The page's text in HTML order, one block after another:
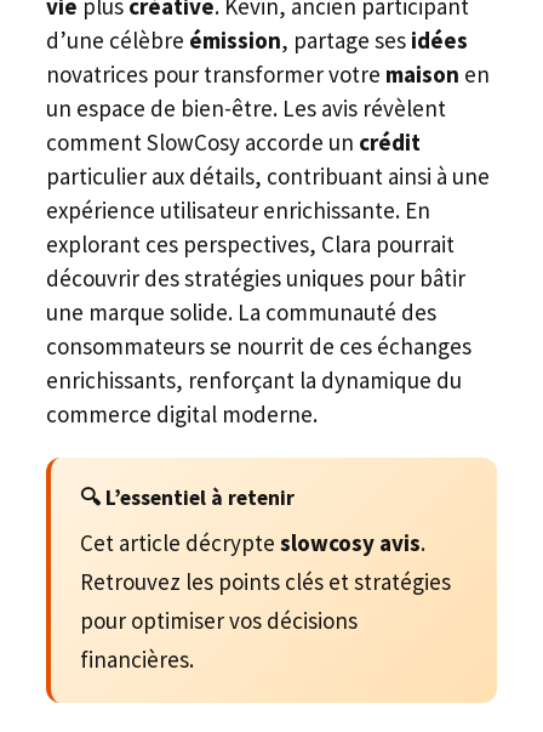
d’une célèbre émission, partage ses idées
novatrices pour transformer votre maison en
un espace de bien-être. Les avis révèlent
comment SlowCosy accorde un crédit
particulier aux détails, contribuant ainsi à une
expérience utilisateur enrichissante. En
explorant ces perspectives, Clara pourrait
découvrir des stratégies uniques pour bâtir
une marque solide. La communauté des
consommateurs se nourrit de ces échanges
enrichissants, renforçant la dynamique du
commerce digital moderne.
🔍 L’essentiel à retenir
Cet article décrypte slowcosy avis.
Retrouvez les points clés et stratégies
pour optimiser vos décisions
financières.